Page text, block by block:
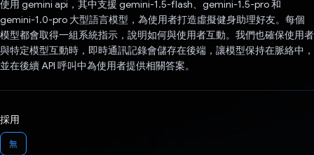
使用 gemini api，其中支援 gemini-1.5-flash、gemini-1.5-pro 和
gemini-1.0-pro 大型語言模型，為使用者打造虛擬健身助理好友。每個
模型都會取得一組系統指示，說明如何與使用者互動。我們也確保使用者
與特定模型互動時，即時通訊記錄會儲存在後端，讓模型保持在脈絡中，
並在後續 API 呼叫中為使用者提供相關答案。
採用
無